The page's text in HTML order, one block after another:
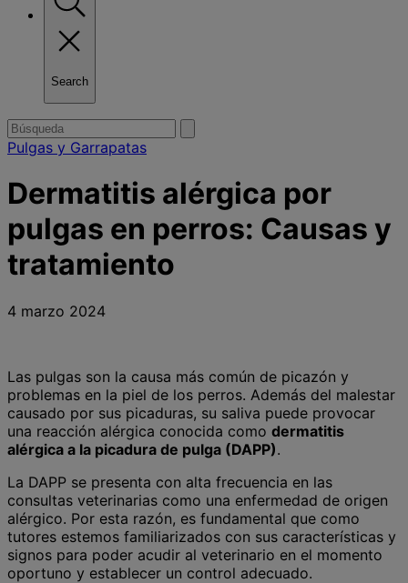
Search
Toggle
search
Buscar
por
búsqueda
Pulgas y Garrapatas
Dermatitis alérgica por
pulgas en perros: Causas y
tratamiento
4 marzo 2024
Las pulgas son la causa más común de picazón y
problemas en la piel de los perros. Además del malestar
causado por sus picaduras, su saliva puede provocar
una reacción alérgica conocida como dermatitis
alérgica a la picadura de pulga (DAPP).
La DAPP se presenta con alta frecuencia en las
consultas veterinarias como una enfermedad de origen
alérgico. Por esta razón, es fundamental que como
tutores estemos familiarizados con sus características y
signos para poder acudir al veterinario en el momento
oportuno y establecer un control adecuado.